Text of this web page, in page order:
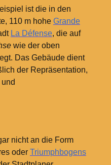
ist die in den
110 m hohe Grande
La Défense, die auf
wie der oben
Das Gebäude dient
der Repräsentation,
nicht an die Form
oder Triumphbogens